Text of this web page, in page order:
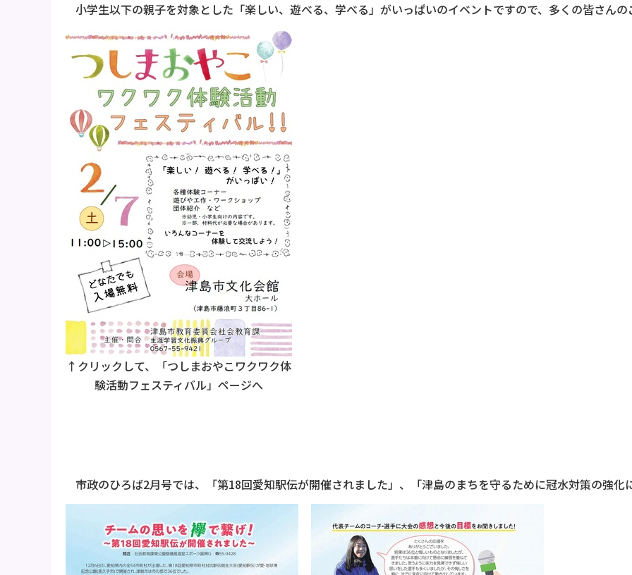
小学生以下の親子を対象とした「楽しい、遊べる、学べる」がいっぱいのイベントですので、多くの皆さん
↑クリックして、「つしまおやこワクワク体
験活動フェスティバル」ページへ
市政のひろば2月号では、「第18回愛知駅伝が開催されました」、「津島のまちを守るために冠水対策の強